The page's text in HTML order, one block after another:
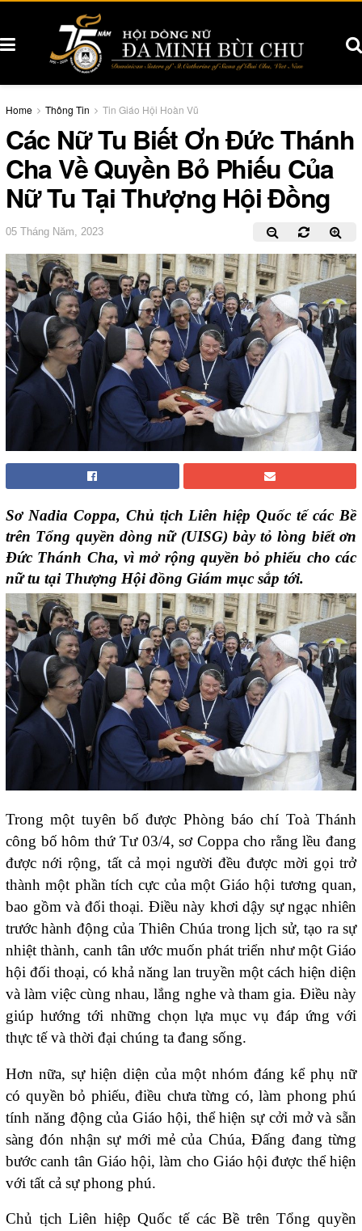
Home Thông Tin Tin Giáo Hội Hoàn Vũ
Các Nữ Tu Biết Ơn Đức Thánh
Cha Về Quyền Bỏ Phiếu Của
Nữ Tu Tại Thượng Hội Đồng
05 Tháng Năm, 2023
Sơ Nadia Coppa, Chủ tịch Liên hiệp Quốc tế các Bề
trên Tổng quyền dòng nữ (UISG) bày tỏ lòng biết ơn
Đức Thánh Cha, vì mở rộng quyền bỏ phiếu cho các
nữ tu tại Thượng Hội đồng Giám mục sắp tới.
Trong một tuyên bố được Phòng báo chí Toà Thánh
công bố hôm thứ Tư 03/4, sơ Coppa cho rằng lều đang
được nới rộng, tất cả mọi người đều được mời gọi trở
thành một phần tích cực của một Giáo hội tương quan,
bao gồm và đối thoại. Điều này khơi dậy sự ngạc nhiên
trước hành động của Thiên Chúa trong lịch sử, tạo ra sự
nhiệt thành, canh tân ước muốn phát triển như một Giáo
hội đối thoại, có khả năng lan truyền một cách hiện diện
và làm việc cùng nhau, lắng nghe và tham gia. Điều này
giúp hướng tới những chọn lựa mục vụ đáp ứng với
thực tế và thời đại chúng ta đang sống.
Hơn nữa, sự hiện diện của một nhóm đáng kể phụ nữ
có quyền bỏ phiếu, điều chưa từng có, làm phong phú
tính năng động của Giáo hội, thể hiện sự cởi mở và sẵn
sàng đón nhận sự mới mẻ của Chúa, Đấng đang từng
bước canh tân Giáo hội, làm cho Giáo hội được thể hiện
với tất cả sự phong phú.
Chủ tịch Liên hiệp Quốc tế các Bề trên Tổng quyền